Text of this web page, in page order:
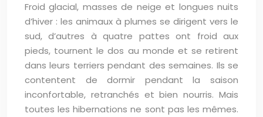
Froid glacial, masses de neige et longues nuits
d’hiver : les animaux à plumes se dirigent vers le
sud, d’autres à quatre pattes ont froid aux
pieds, tournent le dos au monde et se retirent
dans leurs terriers pendant des semaines. Ils se
contentent de dormir pendant la saison
inconfortable, retranchés et bien nourris. Mais
toutes les hibernations ne sont pas les mêmes.